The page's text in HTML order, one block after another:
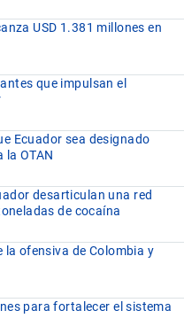
USD 1.381 millones en
que impulsan el
Ecuador sea designado
OTAN
desarticulan una red
de cocaína
la ofensiva de Colombia y
para fortalecer el sistema